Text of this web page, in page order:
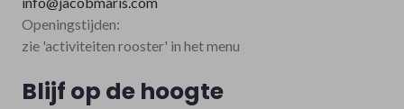
Openingstijden:
zie 'activiteiten rooster' in het menu
Blijf op de hoogte